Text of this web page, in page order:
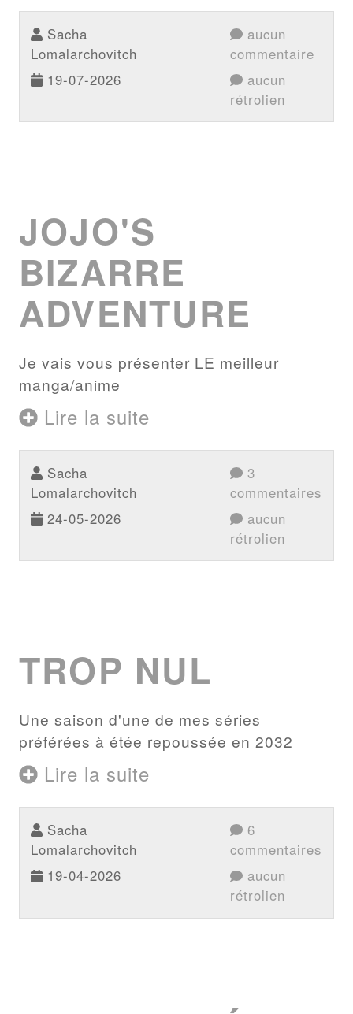
Sacha
Lomalarchovitch
19-07-2026
aucun
commentaire
aucun
rétrolien
JOJO'S
BIZARRE
ADVENTURE
Je vais vous présenter LE meilleur
manga/anime
Lire la suite
Sacha
Lomalarchovitch
24-05-2026
3
commentaires
aucun
rétrolien
TROP NUL
Une saison d'une de mes séries
préférées à étée repoussée en 2032
Lire la suite
Sacha
Lomalarchovitch
19-04-2026
6
commentaires
aucun
rétrolien